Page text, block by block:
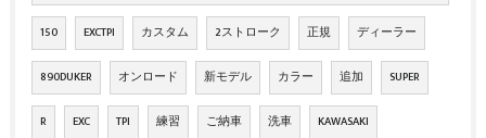
150 EXCTPI カスタム 2ストローク 正規 ディーラー
890DUKER オンロード 新モデル カラー 追加 SUPER
R EXC TPI 練習 ご納車 洗車 KAWASAKI